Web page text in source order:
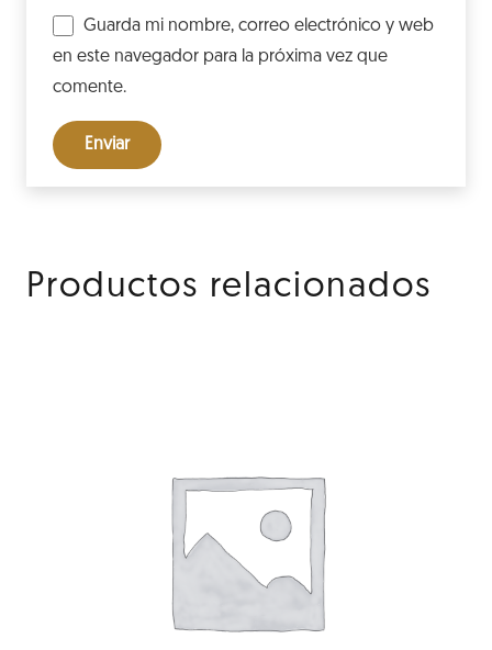
Guarda mi nombre, correo electrónico y web
en este navegador para la próxima vez que
comente.
Productos relacionados